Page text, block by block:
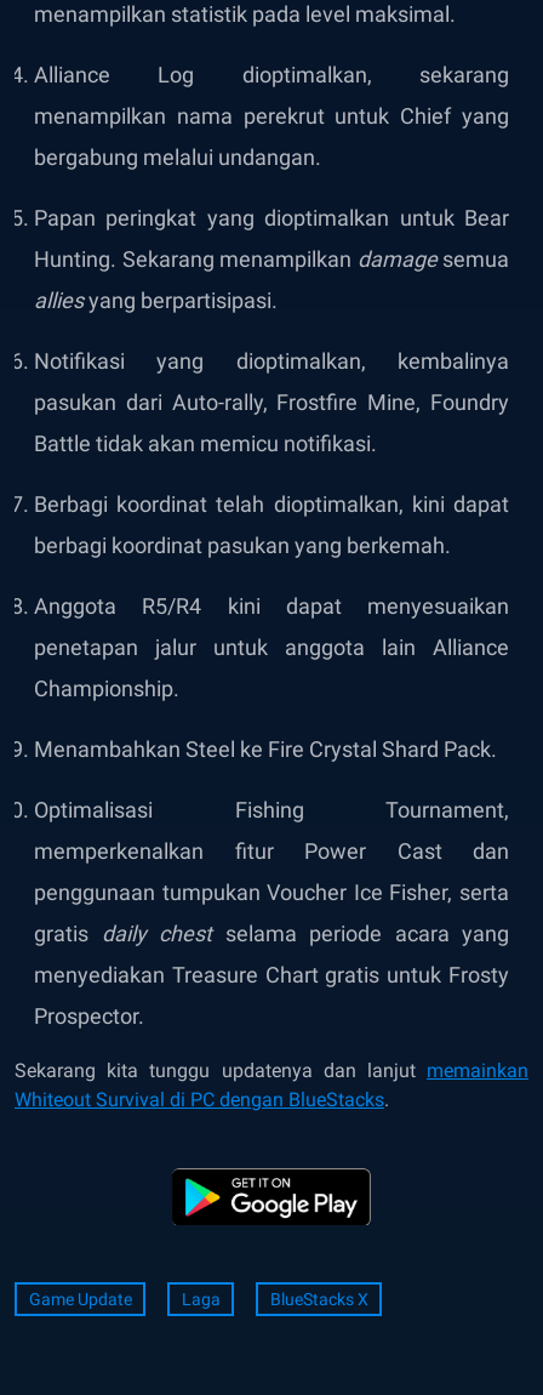
menampilkan statistik pada level maksimal.
Alliance Log dioptimalkan, sekarang
menampilkan nama perekrut untuk Chief yang
bergabung melalui undangan.
Papan peringkat yang dioptimalkan untuk Bear
Hunting. Sekarang menampilkan damagesemua
alliesyang berpartisipasi.
Notifikasi yang dioptimalkan, kembalinya
pasukan dari Auto-rally, Frostfire Mine, Foundry
Battle tidak akan memicu notifikasi.
Berbagi koordinat telah dioptimalkan, kini dapat
berbagi koordinat pasukan yang berkemah.
Anggota R5/R4 kini dapat menyesuaikan
penetapan jalur untuk anggota lain Alliance
Championship.
Menambahkan Steel ke Fire Crystal Shard Pack.
Optimalisasi Fishing Tournament,
memperkenalkan fitur Power Cast dan
penggunaan tumpukan Voucher Ice Fisher, serta
gratis daily chestselama periode acara yang
menyediakan Treasure Chart gratis untuk Frosty
Prospector.
Sekarang kita tunggu updatenya dan lanjut memainkan
Whiteout Survival di PC dengan BlueStacks.
Game Update Laga BlueStacks X